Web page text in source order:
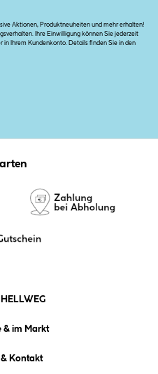
Aktionen, Produktneuheiten und mehr erhalten!
Ihre Einwilligung können Sie jederzeit
Ihrem Kundenkonto. Details finden Sie in den
& im Markt
& Kontakt